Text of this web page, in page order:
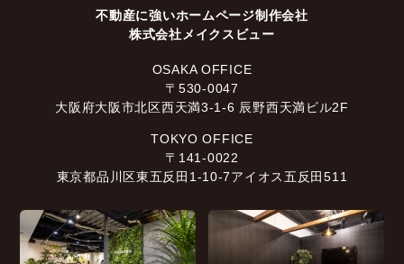
不動産に強いホームページ制作会社
株式会社メイクスビュー
OSAKA OFFICE
〒530-0047
大阪府大阪市北区西天満3-1-6 辰野西天満ビル2F
TOKYO OFFICE
〒141-0022
東京都品川区東五反田1-10-7アイオス五反田511